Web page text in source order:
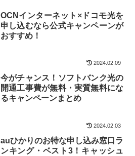
OCNインターネット×ドコモ光を
申し込むなら公式キャンペーンが
おすすめ！
2024.02.09
今がチャンス！ソフトバンク光の
開通工事費が無料・実質無料にな
るキャンペーンまとめ
2024.02.03
auひかりのお特な申し込み窓口ラ
ンキング・ベスト3！キャッシュ